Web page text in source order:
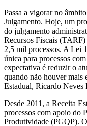
Passa a vigorar no
Julgamento. Hoje, um
do julgamento
Recursos Fiscais
2,5 mil processos. A Lei
única para processos
expectativa é reduzir o
quando não houver mais
Estadual, Ricardo Neves
Desde 2011, a Receita
processos com apoio do
Produtividade (PGQP).